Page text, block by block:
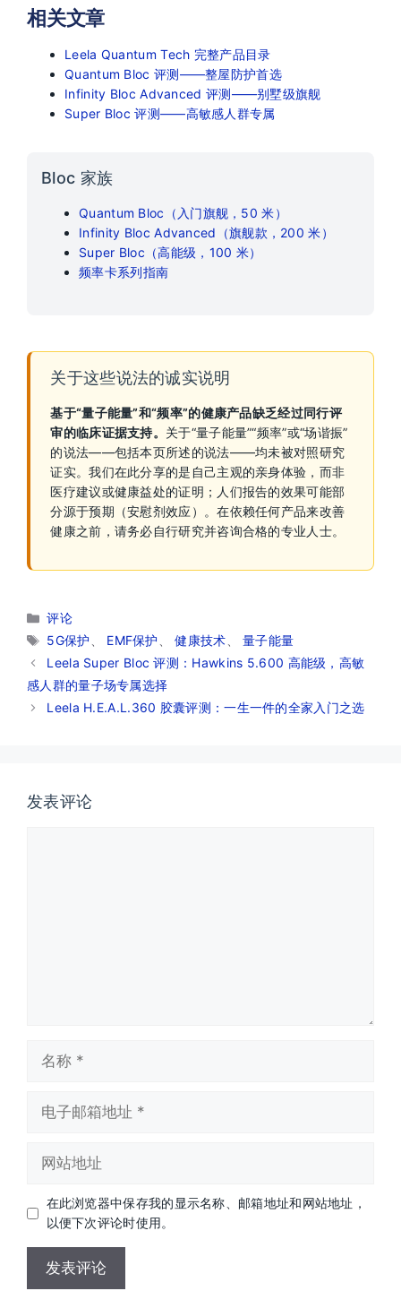
相关文章
Leela Quantum Tech 完整产品目录
Quantum Bloc 评测——整屋防护首选
Infinity Bloc Advanced 评测——别墅级旗舰
Super Bloc 评测——高敏感人群专属
Bloc 家族
Quantum Bloc（入门旗舰，50 米）
Infinity Bloc Advanced（旗舰款，200 米）
Super Bloc（高能级，100 米）
频率卡系列指南
关于这些说法的诚实说明
基于“量子能量”和“频率”的健康产品缺乏经过同行评
审的临床证据支持。 关于“量子能量”“频率”或“场谐振”
的说法——包括本页所述的说法——均未被对照研究
证实。我们在此分享的是自己主观的亲身体验，而非
医疗建议或健康益处的证明；人们报告的效果可能部
分源于预期（安慰剂效应）。在依赖任何产品来改善
健康之前，请务必自行研究并咨询合格的专业人士。
分
类
评论
标
签
5G保护 EMF保护 、健康技术 、量子能量
Leela Super Bloc 评测：Hawkins 5.600 高能级，高敏
感人群的量子场专属选择
Leela H.E.A.L.360 胶囊评测：一生一件的全家入门之选
发表评论
址 在此浏览器中保存我的显示名称、邮箱地址和网站地址，
以便下次评论时使用。